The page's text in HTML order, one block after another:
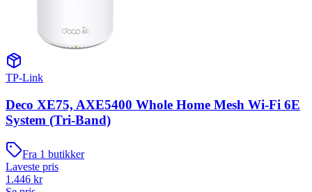
TP-Link
Deco XE75, AXE5400 Whole Home Mesh Wi-Fi 6E
System (Tri-Band)
Fra 1 butikker
Laveste pris
1.446 kr